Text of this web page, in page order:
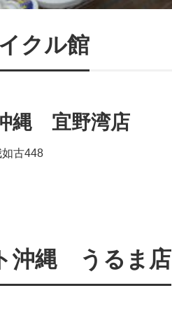
クル館
縄 宜野湾店
古448
沖縄 うるま店